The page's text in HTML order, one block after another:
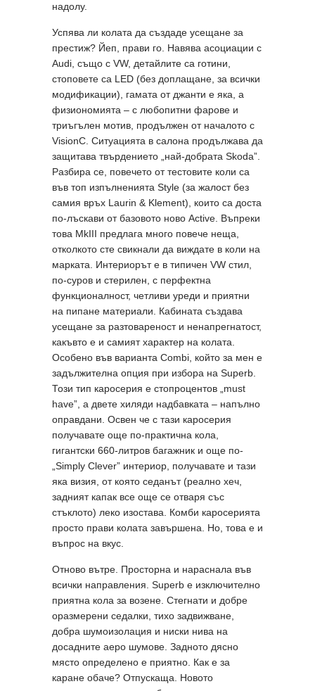
надолу.
Успява ли колата да създаде усещане за
престиж? Йеп, прави го. Навява асоциации с
Audi, също с VW, детайлите са готини,
стоповете са LED (без доплащане, за всички
модификации), гамата от джанти е яка, а
физиономията – с любопитни фарове и
триъгълен мотив, продължен от началото с
VisionC. Ситуацията в салона продължава да
защитава твърдението „най-добрата Skoda”.
Разбира се, повечето от тестовите коли са
във топ изпълненията Style (за жалост без
самия връх Laurin & Klement), които са доста
по-лъскави от базовото ново Active. Въпреки
това MkIII предлага много повече неща,
отколкото сте свикнали да виждате в коли на
марката. Интериорът е в типичен VW стил,
по-суров и стерилен, с перфектна
функционалност, четливи уреди и приятни
на пипане материали. Кабината създава
усещане за разтовареност и ненапрегнатост,
какъвто е и самият характер на колата.
Особено във варианта Combi, който за мен е
задължителна опция при избора на Superb.
Този тип каросерия е стопроцентов „must
have”, а двете хиляди надбавката – напълно
оправдани. Освен че с тази каросерия
получавате още по-практична кола,
гигантски 660-литров багажник и още по-
„Simply Clever” интериор, получавате и тази
яка визия, от която седанът (реално хеч,
задният капак все още се отваря със
стъклото) леко изостава. Комби каросерията
просто прави колата завършена. Но, това е и
въпрос на вкус.
Отново вътре. Просторна и нараснала във
всички направления. Superb е изключително
приятна кола за возене. Стегнати и добре
оразмерени седалки, тихо задвижване,
добра шумоизолация и ниски нива на
досадните аеро шумове. Задното дясно
място определено е приятно. Как е за
каране обаче? Отпускаща. Новото